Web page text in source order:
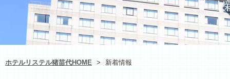
ホテルリステル猪苗代HOME > 新着情報